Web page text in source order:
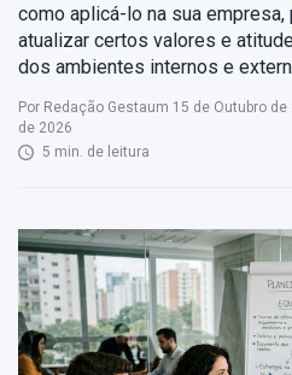
como aplicá-lo na sua
atualizar certos valores e
dos ambientes internos e
Por Redação Gestaum 15 de Outubro
de 2026
5 min. de leitura